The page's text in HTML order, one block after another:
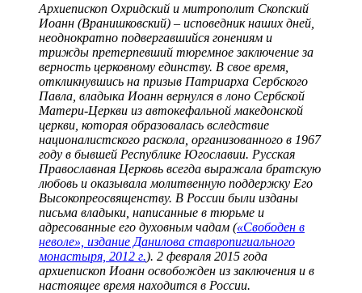
Архиепископ Охридский и митрополит Скопский
Иоанн (Вранишковский) – исповедник наших дней,
неоднократно подвергавшийся гонениям и
трижды претерпевший тюремное заключение за
верность церковному единству. В свое время,
откликнувшись на призыв Патриарха Сербского
Павла, владыка Иоанн вернулся в лоно Сербской
Матери-Церкви из автокефальной македонской
церкви, которая образовалась вследствие
националистского раскола, организованного в 1967
году в бывшей Республике Югославии. Русская
Православная Церковь всегда выражала братскую
любовь и оказывала молитвенную поддержку Его
Высокопреосвященству. В России были изданы
письма владыки, написанные в тюрьме и
адресованные его духовным чадам («Свободен в
неволе», издание Данилова ставропигиального
монастыря, 2012 г.). 2 февраля 2015 года
архиепископ Иоанн освобожден из заключения и в
настоящее время находится в России.